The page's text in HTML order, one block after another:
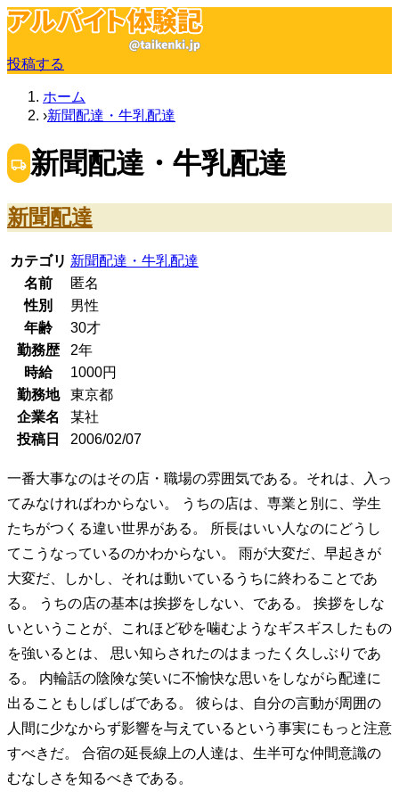
投稿する
ホーム
新聞配達・牛乳配達
新聞配達・牛乳配達
新聞配達
カテゴリ 新聞配達・牛乳配達
名前
匿名
性別
男性
年齢
30才
勤務歴
2年
時給
1000円
勤務地
東京都
企業名
某社
投稿日
2006/02/07
一番大事なのはその店・職場の雰囲気である。それは、入っ
てみなければわからない。 うちの店は、専業と別に、学生
たちがつくる違い世界がある。 所長はいい人なのにどうし
てこうなっているのかわからない。 雨が大変だ、早起きが
大変だ、しかし、それは動いているうちに終わることであ
る。 うちの店の基本は挨拶をしない、である。 挨拶をしな
いということが、これほど砂を噛むようなギスギスしたもの
を強いるとは、 思い知らされたのはまったく久しぶりであ
る。 内輪話の陰険な笑いに不愉快な思いをしながら配達に
出ることもしばしばである。 彼らは、自分の言動が周囲の
人間に少なからず影響を与えているという事実にもっと注意
すべきだ。 合宿の延長線上の人達は、生半可な仲間意識の
むなしさを知るべきである。